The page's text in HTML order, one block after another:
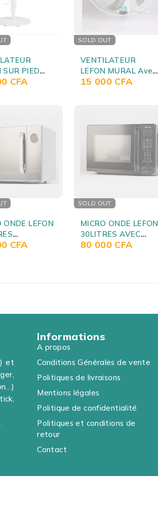
SUR PIED
CFA
SOLD OUT
VENTILATEUR
LEFON MURAL Avec
Telecommande
15 000 CFA
ONDE LEFON
UNIQUE
CFA
SOLD OUT
MICRO ONDE LEFON
30LITRES AVEC
GRILLE Е30PXP17-
80 000 CFA
et
Informations
A propos
Conditions Générales de vente
Politiques de livraisons
Mentions légales
Politique de confidentialité
Politiques et conditions de
retour
Contact